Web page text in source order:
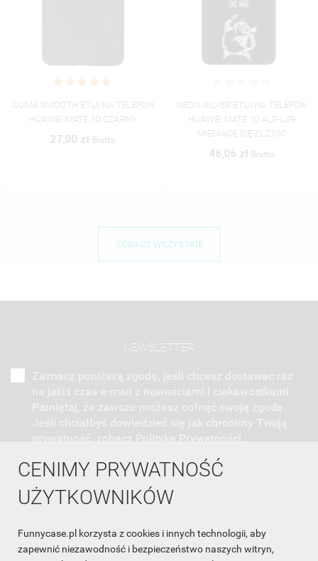
CENIMY PRYWATNOŚĆ
UŻYTKOWNIKÓW
Funnycase.pl korzysta z cookies i innych technologii, aby
zapewnić niezawodność i bezpieczeństwo naszych witryn,
GUMA SMOOTH ETUI NA TELEFON
HUAWEI MATE 10 CZARNY
27,00 zł Brutto
NEON SILVER ETUI NA TELEFON
HUAWEI MATE 10 ALP-L09
MIENIĄCE SIĘ ZLZ100
46,06 zł Brutto
ZOBACZ WSZYSTKIE
NEWSLETTER
INFORMACJA O SKLEPIE